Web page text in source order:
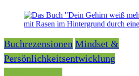
Buchrezensionen Mindset &
Persönlichkeitsentwicklung